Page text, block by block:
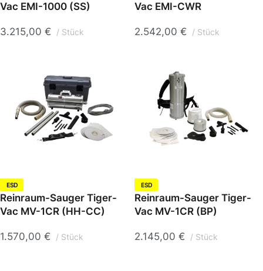
Vac EMI-1000 (SS)
3.215,00 € Stück
Vac EMI-CWR
2.542,00 € Stück
ESD
Reinraum-Sauger Tiger-
Vac MV-1CR (HH-CC)
1.570,00 € Stück
ESD
Reinraum-Sauger Tiger-
Vac MV-1CR (BP)
2.145,00 € Stück